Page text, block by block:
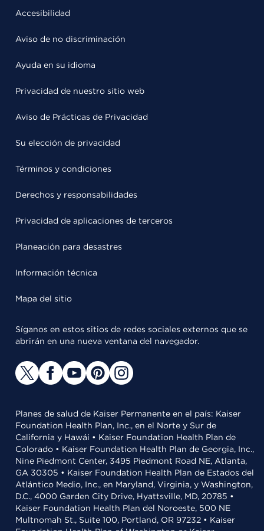
Accesibilidad
Aviso de no discriminación
Ayuda en su idioma
Privacidad de nuestro sitio web
Aviso de Prácticas de Privacidad
Su elección de privacidad
Términos y condiciones
Derechos y responsabilidades
Privacidad de aplicaciones de terceros
Planeación para desastres
Información técnica
Mapa del sitio
Síganos en estos sitios de redes sociales externos que se
abrirán en una nueva ventana del navegador.
Planes de salud de Kaiser Permanente en el país: Kaiser
Foundation Health Plan, Inc., en el Norte y Sur de
California y Hawái • Kaiser Foundation Health Plan de
Colorado • Kaiser Foundation Health Plan de Georgia, Inc.,
Nine Piedmont Center, 3495 Piedmont Road NE, Atlanta,
GA 30305 • Kaiser Foundation Health Plan de Estados del
Atlántico Medio, Inc., en Maryland, Virginia, y Washington,
D.C., 4000 Garden City Drive, Hyattsville, MD, 20785 •
Kaiser Foundation Health Plan del Noroeste, 500 NE
Multnomah St., Suite 100, Portland, OR 97232 • Kaiser